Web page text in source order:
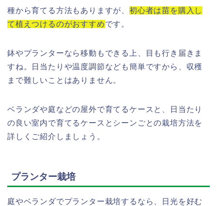
種から育てる方法もありますが、 初心者は苗を購入し
て植えつけるのがおすすめです。
鉢やプランターなら移動もできる上、目も行き届きま
すね。日当たりや温度調節なども簡単ですから、収穫
まで難しいことはありません。
ベランダや庭などの屋外で育てるケースと、日当たり
の良い室内で育てるケースとシーンごとの栽培方法を
詳しくご紹介しましょう。
プランター栽培
庭やベランダでプランター栽培するなら、日光を好む